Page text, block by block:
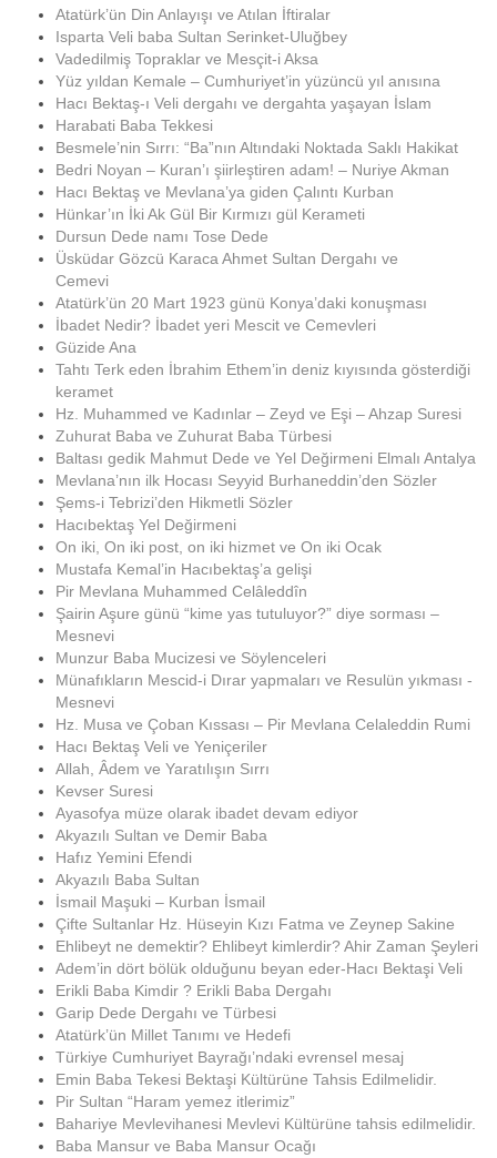
Atatürk’ün Din Anlayışı ve Atılan İftiralar
Isparta Veli baba Sultan Serinket-Uluğbey
Vadedilmiş Topraklar ve Mesçit-i Aksa
Yüz yıldan Kemale – Cumhuriyet’in yüzüncü yıl anısına
Hacı Bektaş-ı Veli dergahı ve dergahta yaşayan İslam
Harabati Baba Tekkesi
Besmele’nin Sırrı: “Ba”nın Altındaki Noktada Saklı Hakikat
Bedri Noyan – Kuran’ı şiirleştiren adam! – Nuriye Akman
Hacı Bektaş ve Mevlana’ya giden Çalıntı Kurban
Hünkar’ın İki Ak Gül Bir Kırmızı gül Kerameti
Dursun Dede namı Tose Dede
Üsküdar Gözcü Karaca Ahmet Sultan Dergahı ve
Cemevi
Atatürk’ün 20 Mart 1923 günü Konya’daki konuşması
İbadet Nedir? İbadet yeri Mescit ve Cemevleri
Güzide Ana
Tahtı Terk eden İbrahim Ethem’in deniz kıyısında gösterdiği
keramet
Hz. Muhammed ve Kadınlar – Zeyd ve Eşi – Ahzap Suresi
Zuhurat Baba ve Zuhurat Baba Türbesi
Baltası gedik Mahmut Dede ve Yel Değirmeni Elmalı Antalya
Mevlana’nın ilk Hocası Seyyid Burhaneddin’den Sözler
Şems-i Tebrizi’den Hikmetli Sözler
Hacıbektaş Yel Değirmeni
On iki, On iki post, on iki hizmet ve On iki Ocak
Mustafa Kemal’in Hacıbektaş’a gelişi
Pir Mevlana Muhammed Celâleddîn
Şairin Aşure günü “kime yas tutuluyor?” diye sorması –
Mesnevi
Munzur Baba Mucizesi ve Söylenceleri
Münafıkların Mescid-i Dırar yapmaları ve Resulün yıkması -
Mesnevi
Hz. Musa ve Çoban Kıssası – Pir Mevlana Celaleddin Rumi
Hacı Bektaş Veli ve Yeniçeriler
Allah, Âdem ve Yaratılışın Sırrı
Kevser Suresi
Ayasofya müze olarak ibadet devam ediyor
Akyazılı Sultan ve Demir Baba
Hafız Yemini Efendi
Akyazılı Baba Sultan
İsmail Maşuki – Kurban İsmail
Çifte Sultanlar Hz. Hüseyin Kızı Fatma ve Zeynep Sakine
Ehlibeyt ne demektir? Ehlibeyt kimlerdir? Ahir Zaman Şeyleri
Adem’in dört bölük olduğunu beyan eder-Hacı Bektaşi Veli
Erikli Baba Kimdir ? Erikli Baba Dergahı
Garip Dede Dergahı ve Türbesi
Atatürk’ün Millet Tanımı ve Hedefi
Türkiye Cumhuriyet Bayrağı’ndaki evrensel mesaj
Emin Baba Tekesi Bektaşi Kültürüne Tahsis Edilmelidir.
Pir Sultan “Haram yemez itlerimiz”
Bahariye Mevlevihanesi Mevlevi Kültürüne tahsis edilmelidir.
Baba Mansur ve Baba Mansur Ocağı